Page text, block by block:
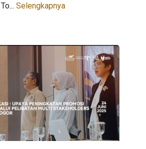
Selengkapnya